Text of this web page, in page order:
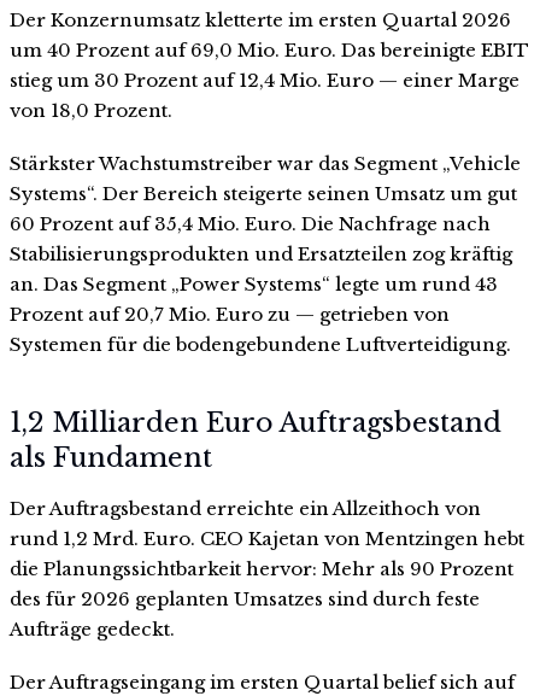
Der Konzernumsatz kletterte im ersten Quartal 2026
um 40 Prozent auf 69,0 Mio. Euro. Das bereinigte EBIT
stieg um 30 Prozent auf 12,4 Mio. Euro — einer Marge
von 18,0 Prozent.
Stärkster Wachstumstreiber war das Segment „Vehicle
Systems“. Der Bereich steigerte seinen Umsatz um gut
60 Prozent auf 35,4 Mio. Euro. Die Nachfrage nach
Stabilisierungsprodukten und Ersatzteilen zog kräftig
an. Das Segment „Power Systems“ legte um rund 43
Prozent auf 20,7 Mio. Euro zu — getrieben von
Systemen für die bodengebundene Luftverteidigung.
1,2 Milliarden Euro Auftragsbestand
als Fundament
Der Auftragsbestand erreichte ein Allzeithoch von
rund 1,2 Mrd. Euro. CEO Kajetan von Mentzingen hebt
die Planungssichtbarkeit hervor: Mehr als 90 Prozent
des für 2026 geplanten Umsatzes sind durch feste
Aufträge gedeckt.
Der Auftragseingang im ersten Quartal belief sich auf